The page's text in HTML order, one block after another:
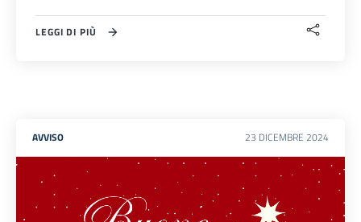
LEGGI DI PIÙ
AVVISO 23 DICEMBRE 2024